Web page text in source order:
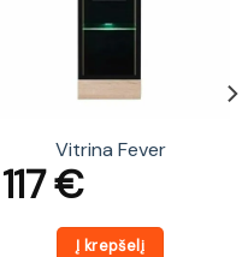
Vitrina Fever
117€
Į krepšelį